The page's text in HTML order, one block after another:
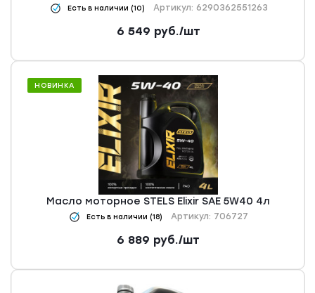
Есть в наличии (10) Артикул: 6290362551263
6 549 руб./шт
НОВИНКА
Масло моторное STELS Elixir SAE 5W40 4л
Есть в наличии (18) Артикул: 706727
6 889 руб./шт